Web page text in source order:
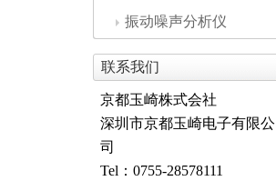
振动噪声分析仪
联系我们
京都玉崎株式会社
深圳市京都玉崎电子有限公
司
Tel：0755-28578111